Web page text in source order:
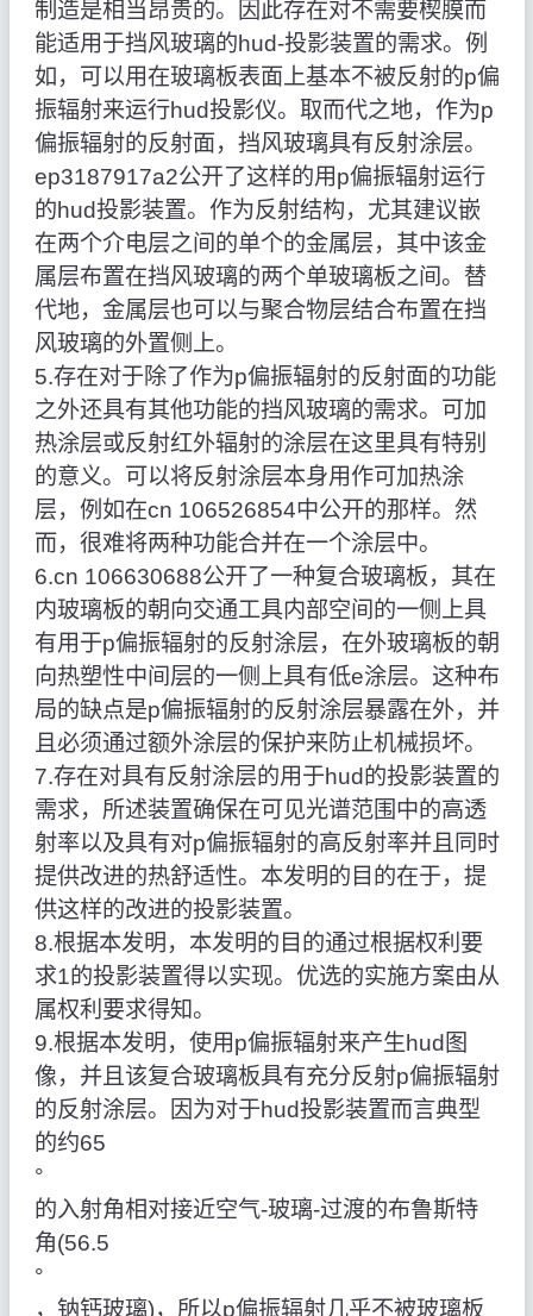
制造是相当昂贵的。因此存在对不需要楔膜而
能适用于挡风玻璃的hud-投影装置的需求。例
如，可以用在玻璃板表面上基本不被反射的p偏
振辐射来运行hud投影仪。取而代之地，作为p
偏振辐射的反射面，挡风玻璃具有反射涂层。
ep3187917a2公开了这样的用p偏振辐射运行
的hud投影装置。作为反射结构，尤其建议嵌
在两个介电层之间的单个的金属层，其中该金
属层布置在挡风玻璃的两个单玻璃板之间。替
代地，金属层也可以与聚合物层结合布置在挡
风玻璃的外置侧上。
5.存在对于除了作为p偏振辐射的反射面的功能
之外还具有其他功能的挡风玻璃的需求。可加
热涂层或反射红外辐射的涂层在这里具有特别
的意义。可以将反射涂层本身用作可加热涂
层，例如在cn 106526854中公开的那样。然
而，很难将两种功能合并在一个涂层中。
6.cn 106630688公开了一种复合玻璃板，其在
内玻璃板的朝向交通工具内部空间的一侧上具
有用于p偏振辐射的反射涂层，在外玻璃板的朝
向热塑性中间层的一侧上具有低e涂层。这种布
局的缺点是p偏振辐射的反射涂层暴露在外，并
且必须通过额外涂层的保护来防止机械损坏。
7.存在对具有反射涂层的用于hud的投影装置的
需求，所述装置确保在可见光谱范围中的高透
射率以及具有对p偏振辐射的高反射率并且同时
提供改进的热舒适性。本发明的目的在于，提
供这样的改进的投影装置。
8.根据本发明，本发明的目的通过根据权利要
求1的投影装置得以实现。优选的实施方案由从
属权利要求得知。
9.根据本发明，使用p偏振辐射来产生hud图
像，并且该复合玻璃板具有充分反射p偏振辐射
的反射涂层。因为对于hud投影装置而言典型
的约65
°
的入射角相对接近空气-玻璃-过渡的布鲁斯特
角(56.5
°
，钠钙玻璃)，所以p偏振辐射几乎不被玻璃板